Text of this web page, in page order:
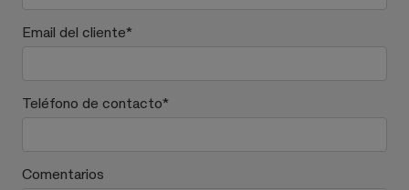
Email del cliente*
Teléfono de contacto*
Comentarios